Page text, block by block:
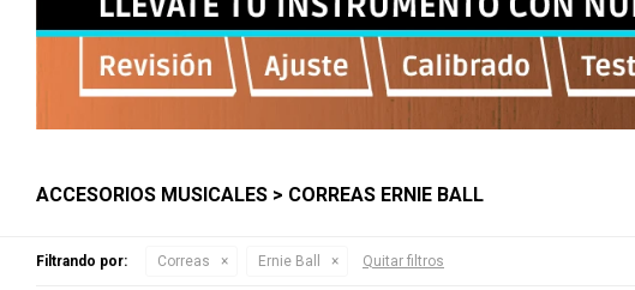
ACCESORIOS MUSICALES > CORREAS ERNIE BALL
Filtrando por: Correas Ernie Ball Quitar filtros